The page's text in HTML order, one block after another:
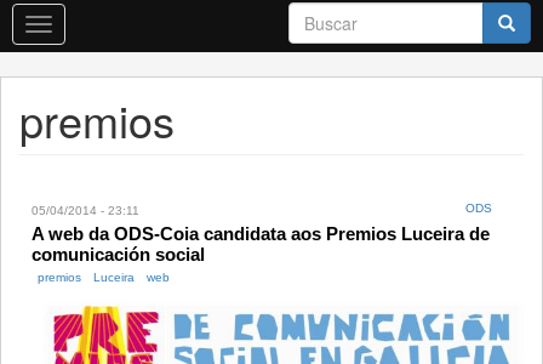
Formulario
de
busca
Buscar
Toggle
navigation
premios
05/04/2014 - 23:11 ODS
A web da ODS-Coia candidata aos Premios Luceira de
comunicación social
premios Luceira web